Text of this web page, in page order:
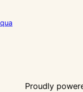
Proudly